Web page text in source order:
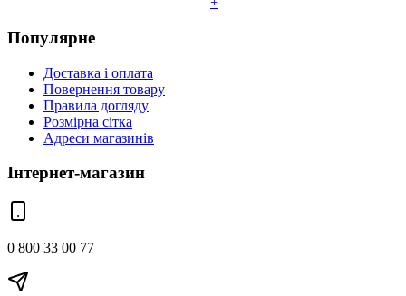
Популярне
Доставка і оплата
Повернення товару
Правила догляду
Розмірна сітка
Адреси магазинів
Інтернет-магазин
0 800 33 00 77